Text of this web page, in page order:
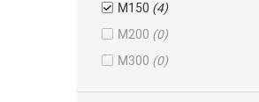
Для натурального камня
(2)
Для обустройства
М150 (4)
М200 (0)
М300 (0)